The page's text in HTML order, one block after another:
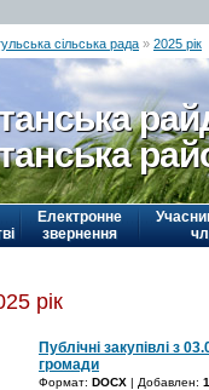
сільська рада » 2025 рік
Електронне
звернення
рік
Публічні закупівлі з
громади
Формат: DOCX | Добавлен: